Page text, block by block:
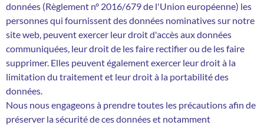
données (Règlement n° 2016/679 de l'Union européenne) les
personnes qui fournissent des données nominatives sur notre
site web, peuvent exercer leur droit d'accès aux données
communiquées, leur droit de les faire rectifier ou de les faire
supprimer. Elles peuvent également exercer leur droit à la
limitation du traitement et leur droit à la portabilité des
données.
Nous nous engageons à prendre toutes les précautions afin de
préserver la sécurité de ces données et notamment